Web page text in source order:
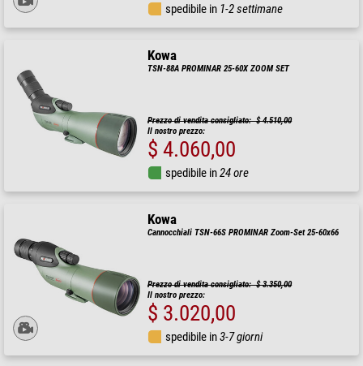
spedibile in 1-2 settimane
Kowa
TSN-88A PROMINAR 25-60X ZOOM SET
Prezzo di vendita consigliato: $ 4.510,00
Il nostro prezzo:
$ 4.060,00
spedibile in24 ore
Kowa
Cannocchiali TSN-66S PROMINAR Zoom-Set 25-60x66
Prezzo di vendita consigliato: $ 3.350,00
Il nostro prezzo:
$ 3.020,00
spedibile in3-7 giorni